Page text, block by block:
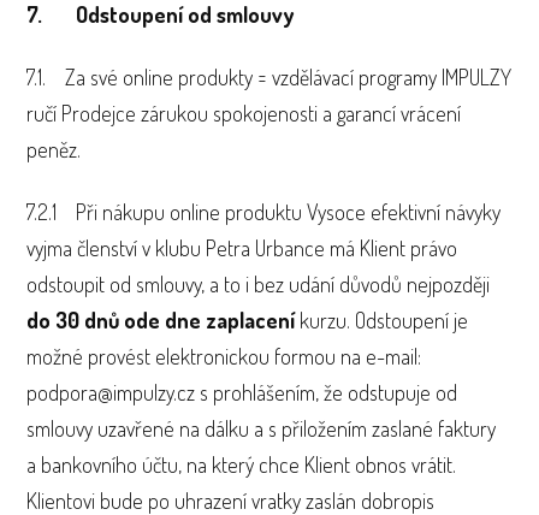
7. Odstoupení od smlouvy
7.1. Za své online produkty = vzdělávací programy IMPULZY
ručí Prodejce zárukou spokojenosti a garancí vrácení
peněz.
7.2.1 Při nákupu online produktu Vysoce efektivní návyky
vyjma členství v klubu Petra Urbance má Klient právo
odstoupit od smlouvy, a to i bez udání důvodů nejpozději
do 30 dnů ode dne zaplaceníkurzu. Odstoupení je
možné provést elektronickou formou na e-mail:
podpora@impulzy.cz s prohlášením, že odstupuje od
smlouvy uzavřené na dálku a s přiložením zaslané faktury
a bankovního účtu, na který chce Klient obnos vrátit.
Klientovi bude po uhrazení vratky zaslán dobropis